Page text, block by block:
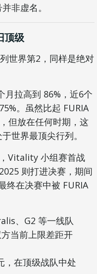
非虚名。
顶级
世界第2，同样是绝对
月拉高到 86%，近6个
。虽然比起 FURIA
但放在任何时期，这
世界最顶尖行列。
Vitality 小组赛首战
则打进决赛，期间
终在决赛中被 FURIA
、G2 等一线队
当前上限差距开
，在顶级战队中处